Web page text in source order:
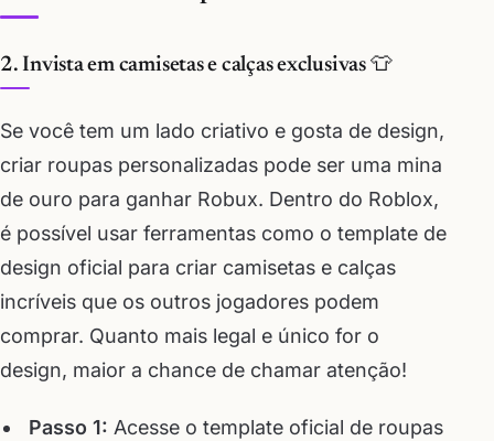
2. Invista em camisetas e calças exclusivas 👕
Se você tem um lado criativo e gosta de design,
criar roupas personalizadas pode ser uma mina
de ouro para ganhar Robux. Dentro do Roblox,
é possível usar ferramentas como o template de
design oficial para criar camisetas e calças
incríveis que os outros jogadores podem
comprar. Quanto mais legal e único for o
design, maior a chance de chamar atenção!
Passo 1: Acesse o template oficial de roupas